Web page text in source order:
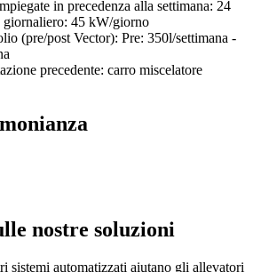
in precedenza alla settimana: 24
giornaliero: 45 kW/giorno
(pre/post Vector): Pre: 350l/settimana -
precedente: carro miscelatore
nostre soluzioni
sistemi automatizzati aiutano gli allevatori